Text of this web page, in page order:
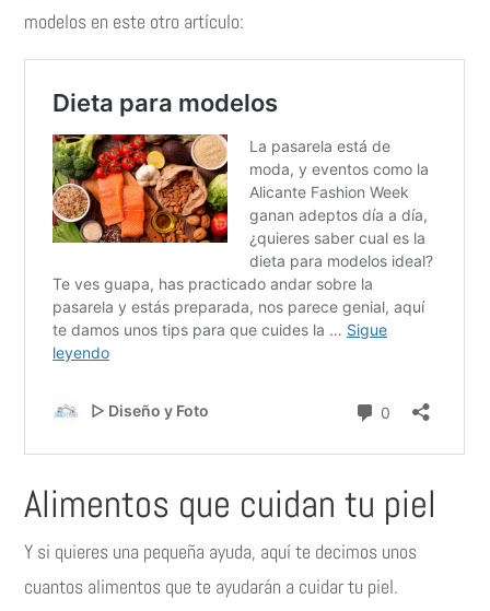
modelos en este otro artículo:
Alimentos que cuidan tu piel
Y si quieres una pequeña ayuda, aquí te decimos unos
cuantos alimentos que te ayudarán a cuidar tu piel.